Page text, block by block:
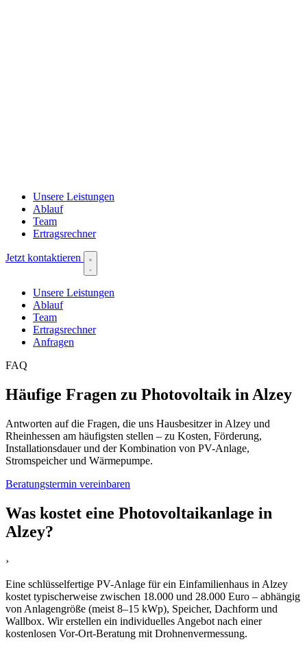
Unsere Leistungen
Ablauf
Team
Ertragsrechner
Jetzt kontaktieren
Unsere Leistungen
Ablauf
Team
Ertragsrechner
Anfragen
FAQ
Häufige Fragen zu Photovoltaik in Alzey
Antworten auf die Fragen, die uns Hausbesitzer in Alzey und
Rheinhessen am häufigsten stellen – zu Kosten, Förderung,
Installationsdauer und der Kombination von PV-Anlage,
Stromspeicher und Wärmepumpe.
Beratungstermin vereinbaren
Was kostet eine Photovoltaikanlage in
Alzey?
›
Eine schlüsselfertige PV-Anlage für ein Einfamilienhaus in Alzey
kostet typischerweise zwischen 18.000 und 28.000 Euro – abhängig
von Anlagengröße (meist 8–15 kWp), Speicher, Dachform und
Wallbox. Wir erstellen ein individuelles Angebot nach einer
kostenlosen Vor-Ort-Beratung mit Drohnenvermessung.